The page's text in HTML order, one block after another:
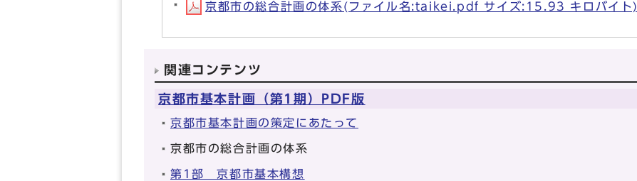
京都市の総合計画の体系(ファイル名:taikei.pdf サイズ:15.93 キロバイト)
関連コンテンツ
京都市基本計画（第1期）PDF版
京都市基本計画の策定にあたって
京都市の総合計画の体系
第1部 京都市基本構想